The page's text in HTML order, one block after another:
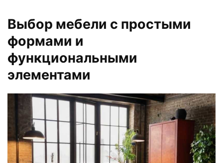
Выбор мебели с простыми
формами и
функциональными
элементами